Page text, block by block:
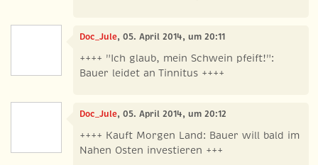
Doc_Jule, 05. April 2014, um 20:11
++++ "Ich glaub, mein Schwein pfeift!":
Bauer leidet an Tinnitus ++++
Doc_Jule, 05. April 2014, um 20:12
++++ Kauft Morgen Land: Bauer will bald im
Nahen Osten investieren +++